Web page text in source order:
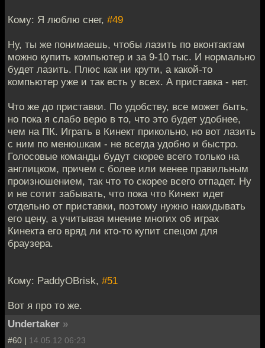
Кому: Я люблю снег, #49
Ну, ты же понимаешь, чтобы лазить по вконтактам
можно купить компьютер и за 9-10 тыс. И нормально
будет лазить. Плюс как ни крути, а какой-то
компьютер уже и так есть у всех. А приставка - нет.
Что же до приставки. По удобству, все может быть,
но пока я слабо верю в то, что это будет удобнее,
чем на ПК. Играть в Кинект прикольно, но вот лазить
с ним по менюшкам - не всегда удобно и быстро.
Голосовые команды будут скорее всего только на
англицком, причем с более или менее правильным
произношением, так что то скорее всего отпадет. Ну
и не сотит забывать, что пока что Кинект идет
отдельно от приставки, поэтому нужно накидывать
его цену, а учитывая мнение многих об играх
Кинекта его вряд ли кто-то купит спецом для
браузера.
Кому: PaddyOBrisk, #51
Вот я про то же.
Undertaker »
#60 | 14.05.12 06:23